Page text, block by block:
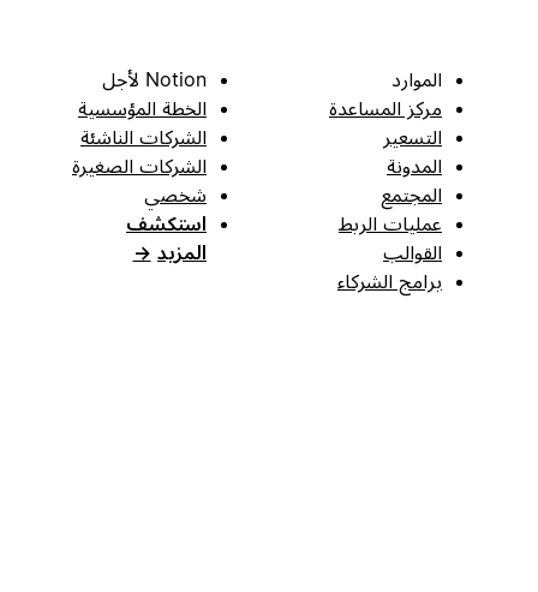
الموارد
مركز المساعدة
التسعير
المدونة
المجتمع
عمليات الربط
القوالب
برامج الشركاء
Notion لأجل
الخطة المؤسسية
الشركات الناشئة
الشركات الصغيرة
شخصي
استكشف
المزيد →